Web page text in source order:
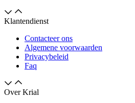
Klantendienst
Contacteer ons
Algemene voorwaarden
Privacybeleid
Faq
Over Krial